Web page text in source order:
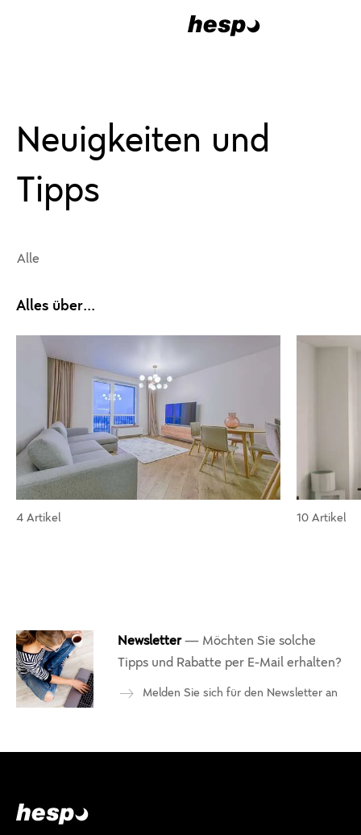
Neuigkeiten und
Tipps
Alle
Alles über...
4 Artikel 10 Artikel
Newsletter— Möchten Sie solche
Tipps und Rabatte per E-Mail erhalten?
Melden Sie sich für den Newsletter an